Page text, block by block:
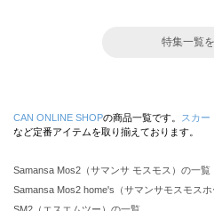
特集一覧
CAN ONLINE SHOPの商品一覧です。 スカー
など定番アイテムを取り揃えております。
Samansa Mos2（サマンサ モスモス）の一覧
Samansa Mos2 home's（サマンサモスモス